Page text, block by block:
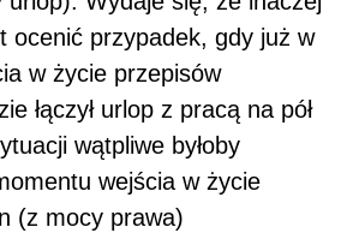
ocenić przypadek, gdy już w
w życie przepisów
łączył urlop z pracą na pół
wątpliwe byłoby
wejścia w życie
(z mocy prawa)